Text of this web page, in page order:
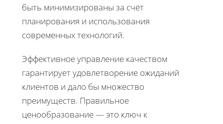
быть минимизированы за счёт
планирования и использования
современных технологий.
Эффективное управление качеством
гарантирует удовлетворение ожиданий
клиентов и дало бы множество
преимуществ. Правильное
ценообразование — это ключ к